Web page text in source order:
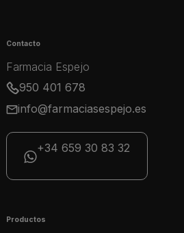
Contacto
Farmacia Espejo
950 401 678
info@farmaciasespejo.es
+34 659 30 83 32
Productos